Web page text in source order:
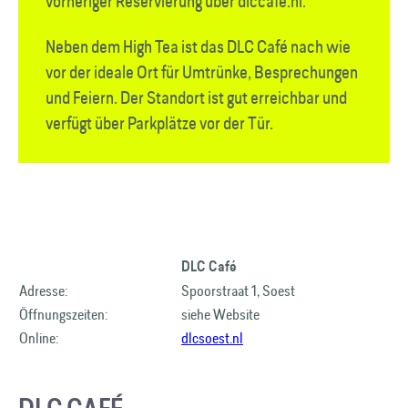
Neben dem High Tea ist das DLC Café nach wie
vor der ideale Ort für Umtrünke, Besprechungen
und Feiern. Der Standort ist gut erreichbar und
verfügt über Parkplätze vor der Tür.
DLC Café
Adresse:
Spoorstraat 1, Soest
Öffnungszeiten:
siehe Website
Online:
dlcsoest.nl